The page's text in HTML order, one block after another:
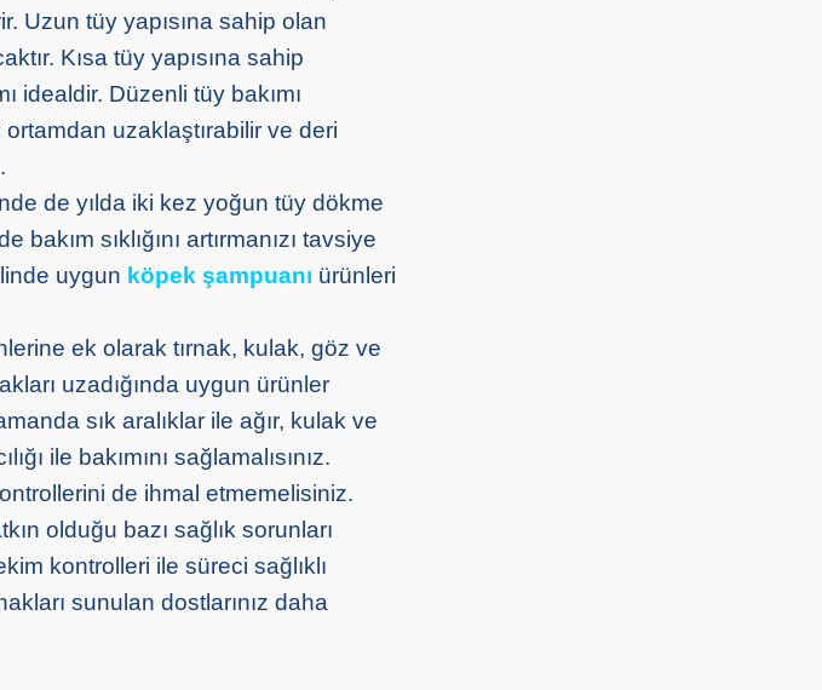
Uzun tüy yapısına sahip olan
Kısa tüy yapısına sahip
idealdir. Düzenli tüy bakımı
uzaklaştırabilir ve deri
de yılda iki kez yoğun tüy dökme
sıklığını artırmanızı tavsiye
uygun köpek şampuanı ürünleri
ek olarak tırnak, kulak, göz ve
uzadığında uygun ürünler
sık aralıklar ile ağır, kulak ve
ile bakımını sağlamalısınız.
de ihmal etmemelisiniz.
olduğu bazı sağlık sorunları
kontrolleri ile süreci sağlıklı
sunulan dostlarınız daha